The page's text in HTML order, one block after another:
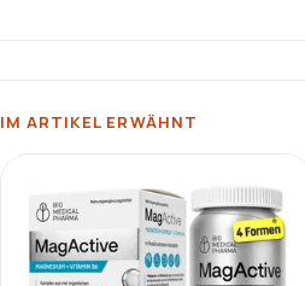
IM ARTIKEL ERWÄHNT